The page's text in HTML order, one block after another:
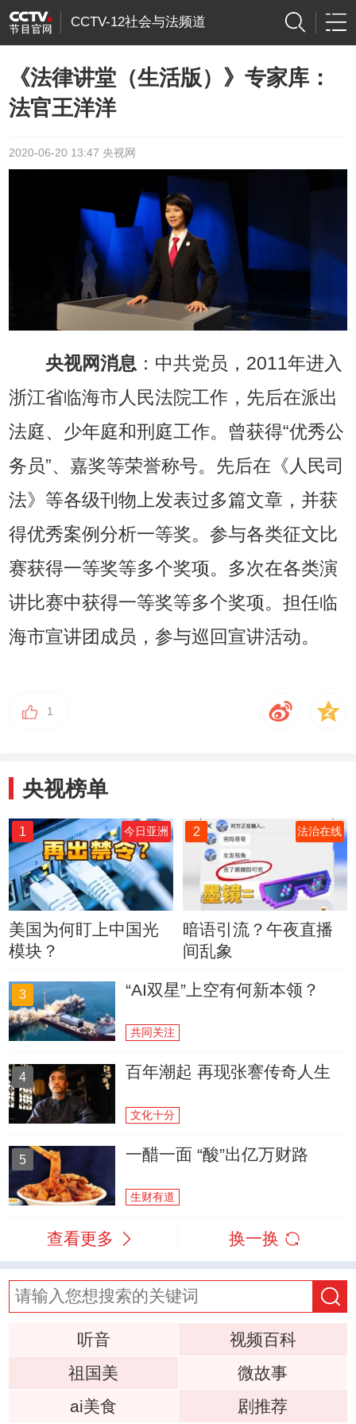
CCTV-12社会与法频道
《法律讲堂（生活版）》专家库：
法官王洋洋
2020-06-20 13:47 央视网
央视网消息：中共党员，2011年进入
浙江省临海市人民法院工作，先后在派出
法庭、少年庭和刑庭工作。曾获得“优秀公
务员”、嘉奖等荣誉称号。先后在《人民司
法》等各级刊物上发表过多篇文章，并获
得优秀案例分析一等奖。参与各类征文比
赛获得一等奖等多个奖项。多次在各类演
讲比赛中获得一等奖等多个奖项。担任临
海市宣讲团成员，参与巡回宣讲活动。
1
央视榜单
1 今日亚洲
美国为何盯上中国光
模块？
2 法治在线
暗语引流？午夜直播
间乱象
3 “AI双星”上空有何新本领？
共同关注
4 百年潮起 再现张謇传奇人生
文化十分
5 一醋一面 “酸”出亿万财路
生财有道
查看更多 换一换
听音
视频百科
祖国美
微故事
ai美食
剧推荐